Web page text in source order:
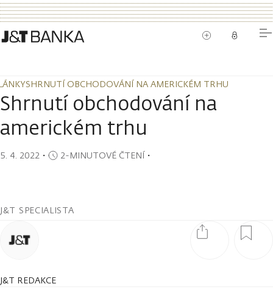
SHRNUTÍ OBCHODOVÁNÍ NA AMERICKÉM TRHU
SHRNUTÍ OBCHODOVÁNÍ NA AMERICKÉM TRHU
Shrnutí obchodování na
americkém trhu
5. 4. 2022 ・ 2-MINUTOVÉ ČTENÍ・
J&T SPECIALISTA
J&T REDAKCE